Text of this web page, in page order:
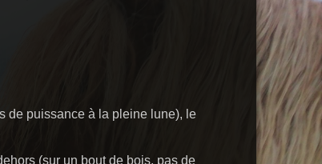
de puissance à la pleine lune), le
(sur un bout de bois, pas de